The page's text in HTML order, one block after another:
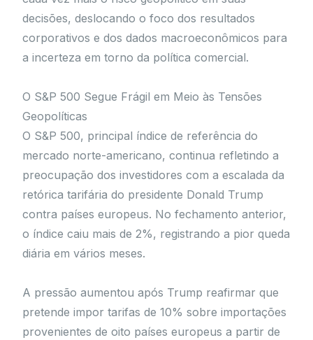
decisões, deslocando o foco dos resultados
corporativos e dos dados macroeconômicos para
a incerteza em torno da política comercial.
O S&P 500 Segue Frágil em Meio às Tensões
Geopolíticas
O S&P 500, principal índice de referência do
mercado norte-americano, continua refletindo a
preocupação dos investidores com a escalada da
retórica tarifária do presidente Donald Trump
contra países europeus. No fechamento anterior,
o índice caiu mais de 2%, registrando a pior queda
diária em vários meses.
A pressão aumentou após Trump reafirmar que
pretende impor tarifas de 10% sobre importações
provenientes de oito países europeus a partir de